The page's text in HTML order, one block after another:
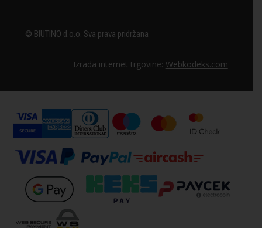
© BIUTINO d.o.o. Sva prava pridržana
Izrada internet trgovine: Webkodeks.com